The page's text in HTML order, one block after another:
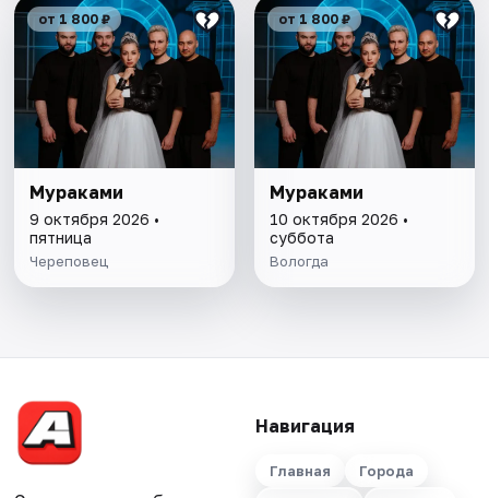
от 1 800 ₽
Мураками
9 октября 2026 •
пятница
Череповец
от 1 800 ₽
Мураками
10 октября 2026 •
суббота
Вологда
Навигация
Главная
Города